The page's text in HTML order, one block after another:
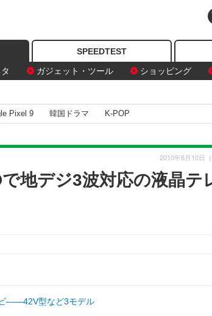
ガジェット・ツール ショッピング
SPEEDTEST
Pixel 9 韓国ドラマ K-POP
地デジ3波対応の液晶テ
2010年6月10日
――42V型など3モデル